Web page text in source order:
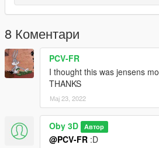
8 Коментари
PCV-FR
I thought this was jensens
THANKS
Мај 23, 2022
Oby 3D Автор
@PCV-FR :D